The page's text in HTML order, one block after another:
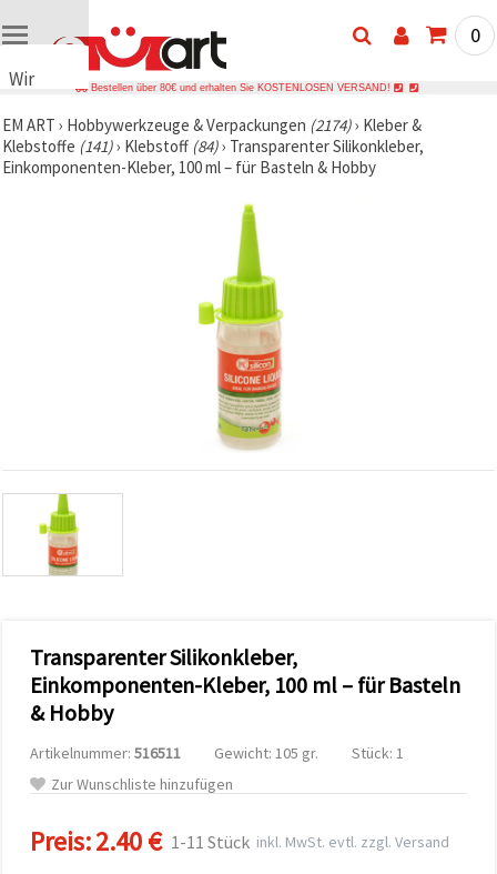
Wir
Cookies
🍪 Wir
verwenden
Datenverkehr
analysieren
relevantere
Unterstützung
unserer
Partner für
Analyse
Marketing.
ablehnen
0
Bestellen über 80€ und erhalten Sie KOSTENLOSEN VERSAND!
EM ART › Hobbywerkzeuge & Verpackungen (2174)› Kleber &
Klebstoffe (141)› Klebstoff (84)› Transparenter Silikonkleber,
Einkomponenten-Kleber, 100 ml – für Basteln & Hobby
Transparenter Silikonkleber,
Einkomponenten-Kleber, 100 ml – für Basteln
& Hobby
Artikelnummer: 516511 Gewicht: 105 gr.
Stück: 1
Zur Wunschliste hinzufügen
Preis:2.40 € 1-11 Stück inkl. MwSt. evtl. zzgl. Versand